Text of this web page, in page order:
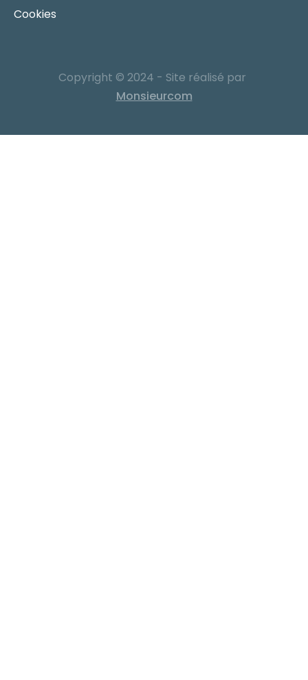
Cookies
Copyright © 2024 - Site réalisé par
Monsieurcom